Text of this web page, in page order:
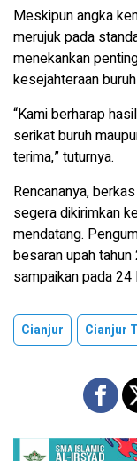
Meskipun angka
merujuk pada
menekankan
kesejahteraan
“Kami berharap
serikat buruh
terima,” tuturnya.
Rencananya,
segera dikirimkan
mendatang.
besaran upah
sampaikan pada
Cianjur Cianjur